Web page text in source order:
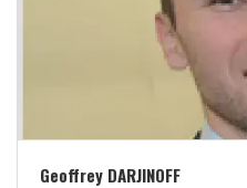
Geoffrey DARJINOFF